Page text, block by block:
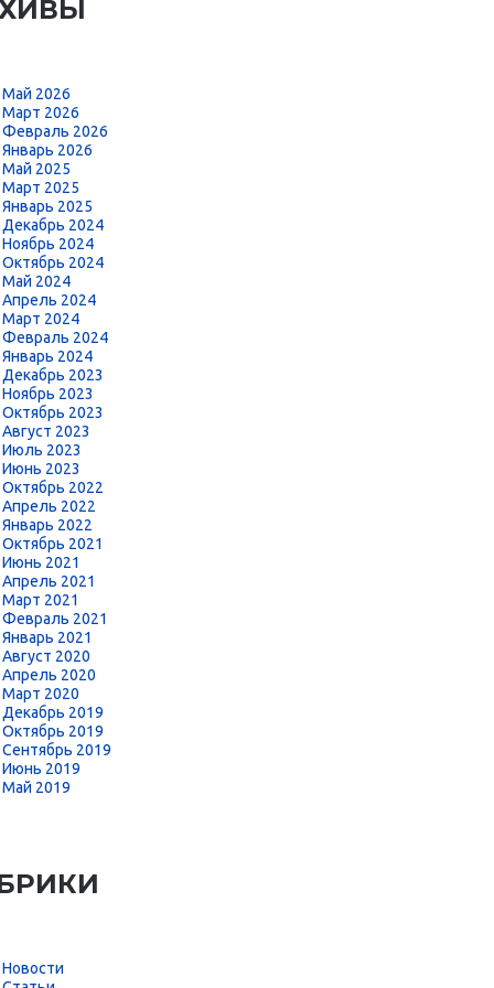
Май 2026
Март 2026
Февраль 2026
Январь 2026
Май 2025
Март 2025
Январь 2025
Декабрь 2024
Ноябрь 2024
Октябрь 2024
Май 2024
Апрель 2024
Март 2024
Февраль 2024
Январь 2024
Декабрь 2023
Ноябрь 2023
Октябрь 2023
Август 2023
Июль 2023
Июнь 2023
Октябрь 2022
Апрель 2022
Январь 2022
Октябрь 2021
Июнь 2021
Апрель 2021
Март 2021
Февраль 2021
Январь 2021
Август 2020
Апрель 2020
Март 2020
Декабрь 2019
Октябрь 2019
Сентябрь 2019
Июнь 2019
Май 2019
Новости